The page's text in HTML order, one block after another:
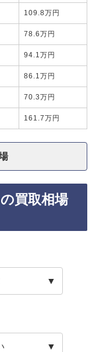
109.8万円
78.6万円
94.1万円
86.1万円
70.3万円
161.7万円
買取相場